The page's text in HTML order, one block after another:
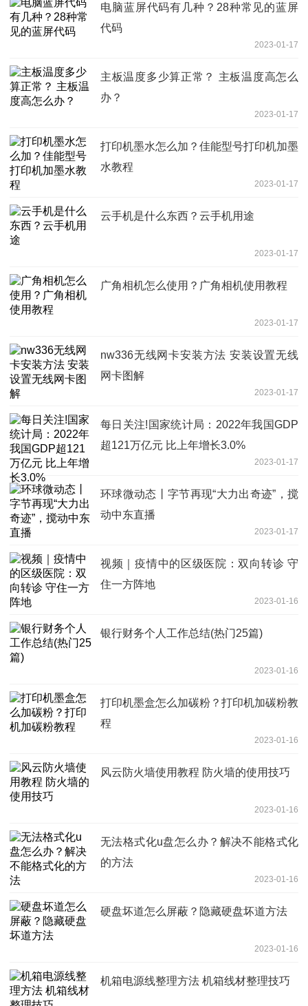
电脑蓝屏代码有几种？28种常见的蓝屏
代码
2023-01-17
主板温度多少算正常？ 主板温度高怎么
办？
2023-01-17
打印机墨水怎么加？佳能型号打印机加墨
水教程
2023-01-17
云手机是什么东西？云手机用途
2023-01-17
广角相机怎么使用？广角相机使用教程
2023-01-17
nw336无线网卡安装方法 安装设置无线
网卡图解
2023-01-17
每日关注!国家统计局：2022年我国GDP
超121万亿元 比上年增长3.0%
2023-01-17
环球微动态丨字节再现“大力出奇迹”，搅
动中东直播
2023-01-17
视频｜疫情中的区级医院：双向转诊 守
住一方阵地
2023-01-16
银行财务个人工作总结(热门25篇)
2023-01-16
打印机墨盒怎么加碳粉？打印机加碳粉教
程
2023-01-16
风云防火墙使用教程 防火墙的使用技巧
2023-01-16
无法格式化u盘怎么办？解决不能格式化
的方法
2023-01-16
硬盘坏道怎么屏蔽？隐藏硬盘坏道方法
2023-01-16
机箱电源线整理方法 机箱线材整理技巧